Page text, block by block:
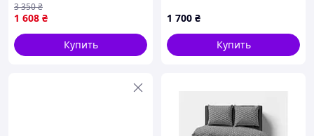
Двоспальный Лаванда
1 608 ₴
3 350₴
Купить
1 700 ₴
Купить